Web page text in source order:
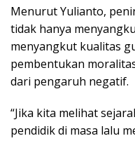
Menurut Yulianto,
tidak hanya
menyangkut kualitas
pembentukan
dari pengaruh negatif.
“Jika kita melihat
pendidik di masa lalu